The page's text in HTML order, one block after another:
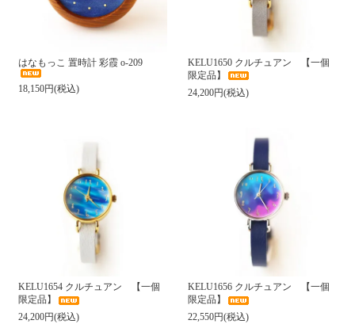
はなもっこ 置時計 彩霞 o-209
18,150円(税込)
KELU1650 クルチュアン 【一個
限定品】
24,200円(税込)
KELU1654 クルチュアン 【一個
限定品】
24,200円(税込)
KELU1656 クルチュアン 【一個
限定品】
22,550円(税込)